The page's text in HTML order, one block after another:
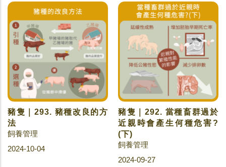
豬隻｜293. 豬種改良的方
法
飼養管理
2024-10-04
豬隻｜292. 當種畜群過於
近親時會產生何種危害?
(下)
飼養管理
2024-09-27